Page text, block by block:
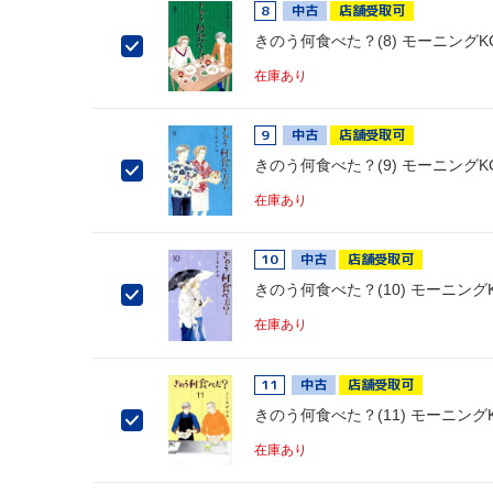
8 中古 店舗受取可
きのう何食べた？(8) モーニング
在庫あり
9 中古 店舗受取可
きのう何食べた？(9) モーニング
在庫あり
10 中古 店舗受取可
きのう何食べた？(10) モーニング
在庫あり
11 中古 店舗受取可
きのう何食べた？(11) モーニング
在庫あり